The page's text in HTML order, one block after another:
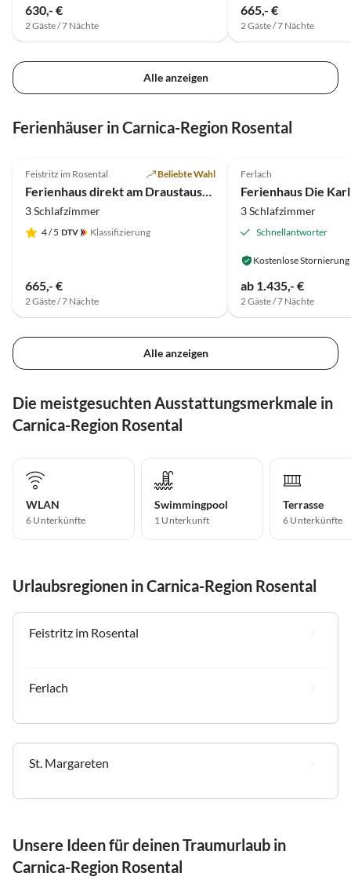
630,- €
2 Gäste / 7 Nächte
665,- €
2 Gäste / 7 Nächte
Alle anzeigen
Ferienhäuser in Carnica-Region Rosental
Feistritz im Rosental Beliebte Wahl
Ferienhaus direkt am Draustausee gelegen
3 Schlafzimmer
4/ 5 Klassifizierung
665,- €
2 Gäste / 7 Nächte
Tour
Super-Gastgeber
Ferlach
Ferienhaus Die
3 Schlafzimmer
Schnellantworter
Kostenlose Stornierung
ab 1.435,- €
2 Gäste / 7 Nächte
Alle anzeigen
Die meistgesuchten Ausstattungsmerkmale in
Carnica-Region Rosental
WLAN
6 Unterkünfte
Swimmingpool
1 Unterkunft
Terrasse
6 Unterkünfte
Urlaubsregionen in Carnica-Region Rosental
Feistritz im Rosental
Ferlach
St. Margareten
Unsere Ideen für deinen Traumurlaub in
Carnica-Region Rosental